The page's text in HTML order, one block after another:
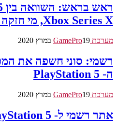
Xbox Series X, מי חזקה יותר?
מערכת GamePro 19 במרץ 2020
רשמי: סוני חשפה את
ה- PlayStation 5
מערכת GamePro 19 במרץ 2020
אתר רשמי ל- PlayStation 5 עלה לאוויר